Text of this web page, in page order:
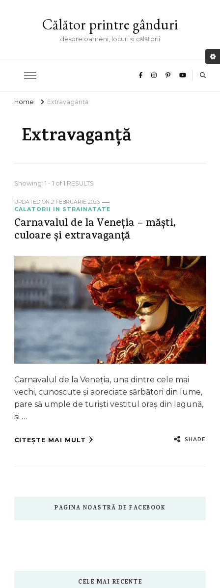
Călător printre gânduri
despre oameni, locuri și călătorii
Home Extravaganță
Extravaganță
Showing: 1 - 1 of 1 RESULTS
UPDATED ON 2 FEBRUARIE 2026
CALATORII IN STRAINATATE
Carnavalul de la Veneția – măști,
culoare și extravaganță
Carnavalul de la Veneția, una dintre cele mai
vechi, cunoscute și apreciate sărbători din lume,
pare să umple de turiști vestitul oraș din lagună,
și …
CITEȘTE MAI MULT SHARE
PAGINA NOASTRĂ DE FACEBOOK
CELE MAI RECENTE